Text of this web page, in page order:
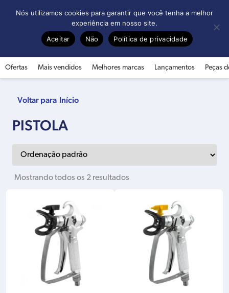
Ofertas Mais vendidos Melhores marcas Lançamentos Peças
Início
PISTOLA
Mostrando todos os 2 resultados
Nós utilizamos cookies para garantir que você tenha a melhor
experiência em nosso site.
Aceitar
Não Política de privacidade